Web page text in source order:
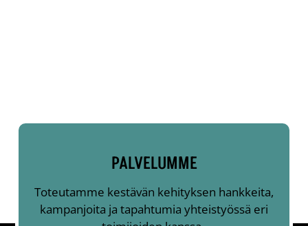
PALVELUMME
Toteutamme kestävän kehityksen hankkeita,
kampanjoita ja tapahtumia yhteistyössä eri